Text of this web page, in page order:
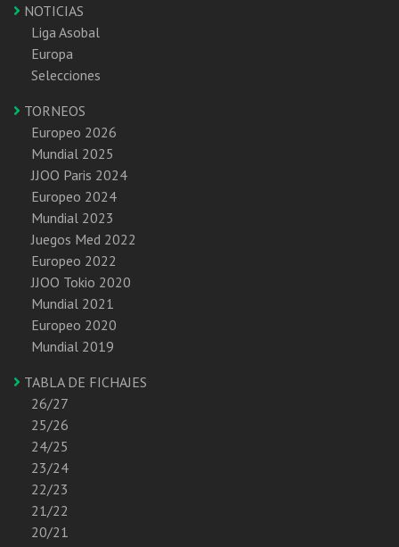
NOTICIAS
Liga Asobal
Europa
Selecciones
TORNEOS
Europeo 2026
Mundial 2025
JJOO Paris 2024
Europeo 2024
Mundial 2023
Juegos Med 2022
Europeo 2022
JJOO Tokio 2020
Mundial 2021
Europeo 2020
Mundial 2019
TABLA DE FICHAJES
26/27
25/26
24/25
23/24
22/23
21/22
20/21